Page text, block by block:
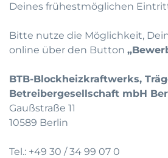
Deines frühestmöglichen
Bitte nutze die Möglichkeit,
online über den Button
BTB-Blockheizkraftwerks,
Betreibergesellschaft mbH
Gaußstraße 11
10589 Berlin
Tel.: +49 30 / 34 99 07 0